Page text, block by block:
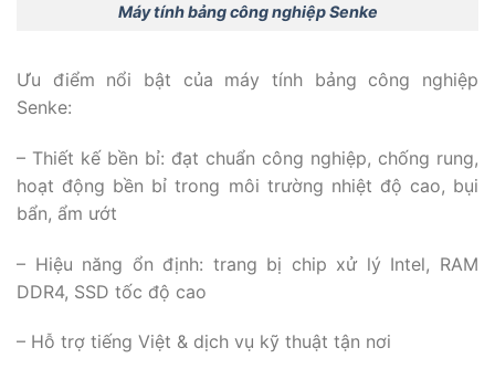
Máy tính bảng công nghiệp Senke
Ưu điểm nổi bật của máy tính bảng công nghiệp
Senke:
– Thiết kế bền bỉ: đạt chuẩn công nghiệp, chống rung,
hoạt động bền bỉ trong môi trường nhiệt độ cao, bụi
bẩn, ẩm ướt
– Hiệu năng ổn định: trang bị chip xử lý Intel, RAM
DDR4, SSD tốc độ cao
– Hỗ trợ tiếng Việt & dịch vụ kỹ thuật tận nơi